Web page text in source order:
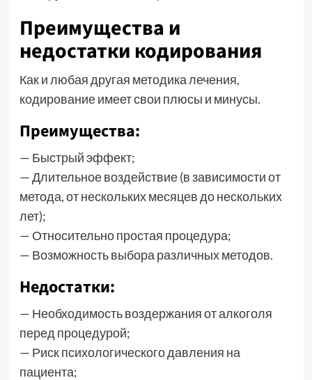
Преимущества и
недостатки кодирования
Как и любая другая методика лечения,
кодирование имеет свои плюсы и минусы.
Преимущества:
— Быстрый эффект;
— Длительное воздействие (в зависимости от
метода, от нескольких месяцев до нескольких
лет);
— Относительно простая процедура;
— Возможность выбора различных методов.
Недостатки:
— Необходимость воздержания от алкоголя
перед процедурой;
— Риск психологического давления на
пациента;